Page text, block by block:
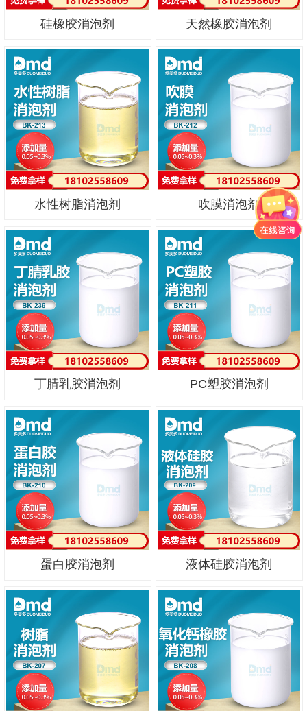
硅橡胶消泡剂 天然橡胶消泡剂
水性树脂消泡剂 吹膜消泡剂
丁腈乳胶消泡剂 PC塑胶消泡剂
蛋白胶消泡剂 液体硅胶消泡剂